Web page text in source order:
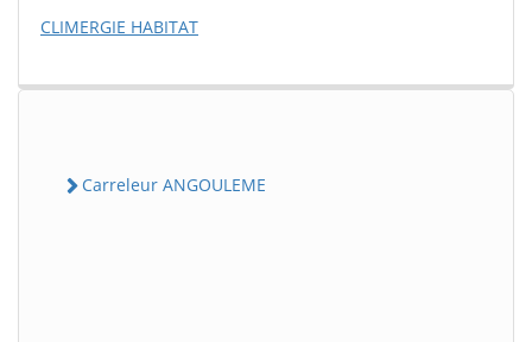
CLIMERGIE HABITAT
Carreleur ANGOULEME